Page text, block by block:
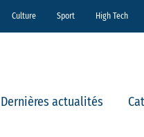
Culture Sport High Tech
Dernières actualités